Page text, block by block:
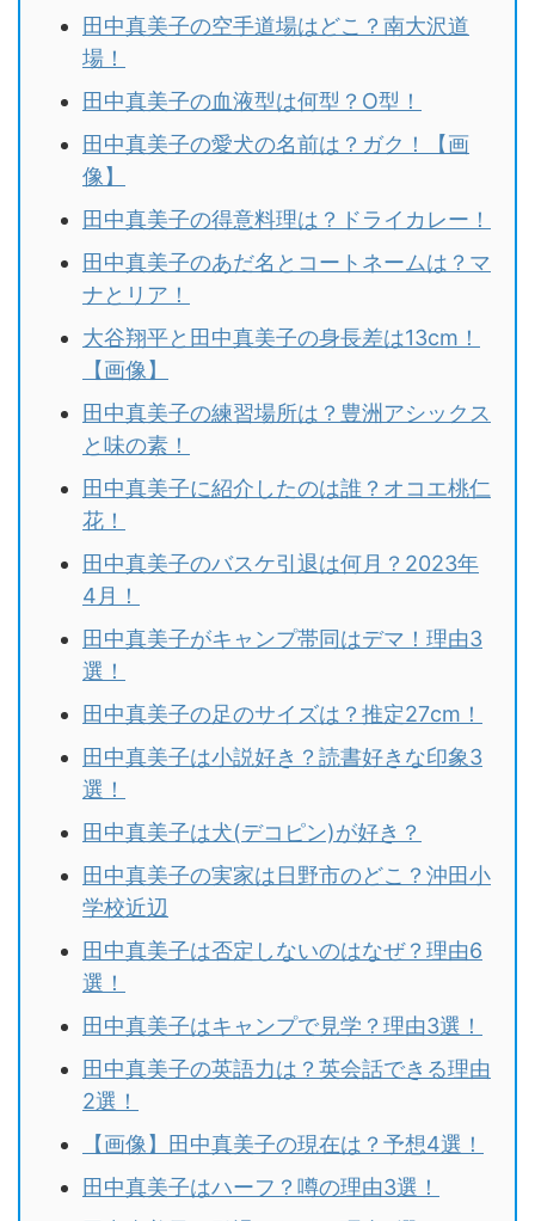
田中真美子の空手道場はどこ？南大沢道
場！
田中真美子の血液型は何型？O型！
田中真美子の愛犬の名前は？ガク！【画
像】
田中真美子の得意料理は？ドライカレー！
田中真美子のあだ名とコートネームは？マ
ナとリア！
大谷翔平と田中真美子の身長差は13cm！
【画像】
田中真美子の練習場所は？豊洲アシックス
と味の素！
田中真美子に紹介したのは誰？オコエ桃仁
花！
田中真美子のバスケ引退は何月？2023年
4月！
田中真美子がキャンプ帯同はデマ！理由3
選！
田中真美子の足のサイズは？推定27cm！
田中真美子は小説好き？読書好きな印象3
選！
田中真美子は犬(デコピン)が好き？
田中真美子の実家は日野市のどこ？沖田小
学校近辺
田中真美子は否定しないのはなぜ？理由6
選！
田中真美子はキャンプで見学？理由3選！
田中真美子の英語力は？英会話できる理由
2選！
【画像】田中真美子の現在は？予想4選！
田中真美子はハーフ？噂の理由3選！